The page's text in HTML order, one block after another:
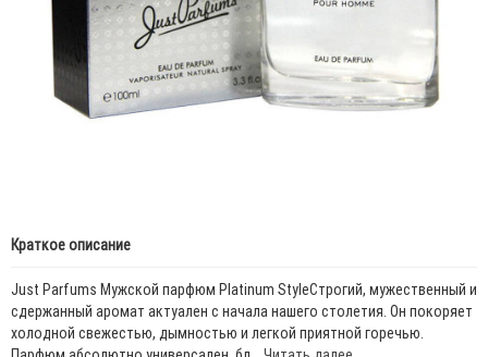
Краткое описание
Just Parfums Мужской парфюм Platinum StyleСтрогий, мужественный и
сдержанный аромат актуален с начала нашего столетия. Он покоряет
холодной свежестью, дымностью и легкой приятной горечью.